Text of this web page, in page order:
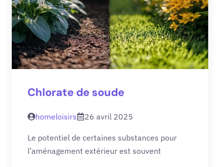
Chlorate de soude
homeloisirs 26 avril 2025
Le potentiel de certaines substances pour
l’aménagement extérieur est souvent